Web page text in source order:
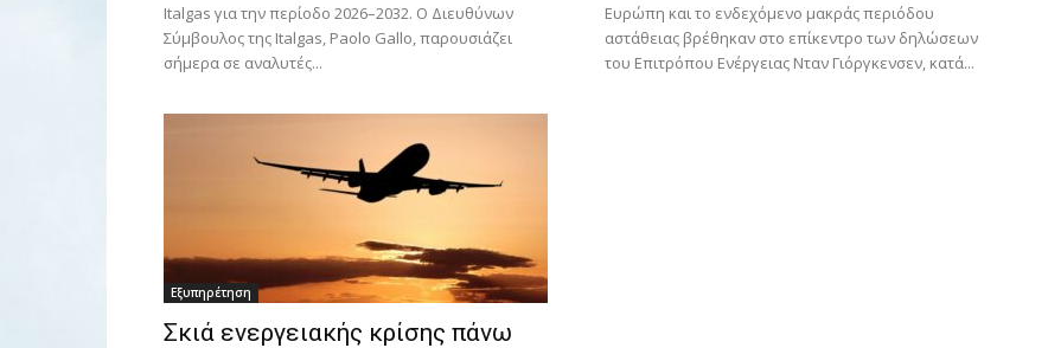
Italgas για την περίοδο 2026–2032. Ο Διευθύνων
Σύμβουλος της Italgas, Paolo Gallo, παρουσιάζει
σήμερα σε αναλυτές...
Ευρώπη και το ενδεχόμενο μακράς περιόδου
αστάθειας βρέθηκαν στο επίκεντρο των δηλώσεων
του Επιτρόπου Ενέργειας Νταν Γιόργκενσεν, κατά...
Εξυπηρέτηση
Σκιά ενεργειακής κρίσης πάνω